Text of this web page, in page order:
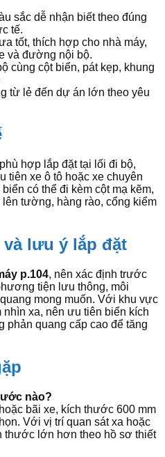
sắc dễ nhận biết theo đúng
tế.
tốt, thích hợp cho nhà máy,
và đường nội bộ.
cùng cột biển, pát kẹp, khung
từ lẻ đến dự án lớn theo yêu
hợp lắp đặt tại lối đi bộ,
tiên xe ô tô hoặc xe chuyên
có thể đi kèm cột mạ kẽm,
tường, hàng rào, cổng kiểm
lưu ý lắp đặt
p.104, nên xác định trước
tiện lưu thông, môi
mong muốn. Với khu vực
xa, nên ưu tiên biển kích
quang cấp cao để tăng
nào?
bãi xe, kích thước 600 mm
Với vị trí quan sát xa hoặc
thước lớn hơn theo hồ sơ thiết